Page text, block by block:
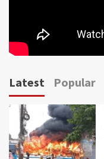
Latest Popular